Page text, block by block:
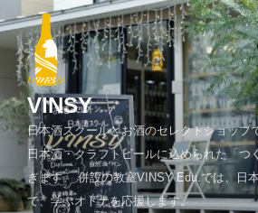
ン
ツ
へ
ッ
プ
VINSY
日本酒スクールとお酒のセレクトショップ
日本酒・クラフトビールに込められた「つ
ぎます。 併設の教室VINSY Edu.では、日
で、学ぶオトナを応援します。